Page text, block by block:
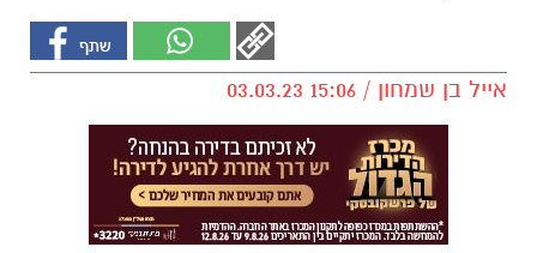
אייל בן שמחון / 15:06 03.03.23